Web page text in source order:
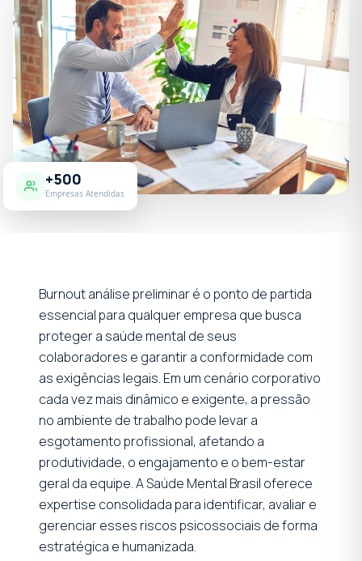
+500
Empresas Atendidas
Burnout análise preliminar é o ponto de partida
essencial para qualquer empresa que busca
proteger a saúde mental de seus
colaboradores e garantir a conformidade com
as exigências legais. Em um cenário corporativo
cada vez mais dinâmico e exigente, a pressão
no ambiente de trabalho pode levar a
esgotamento profissional, afetando a
produtividade, o engajamento e o bem-estar
geral da equipe. A Saúde Mental Brasil oferece
expertise consolidada para identificar, avaliar e
gerenciar esses riscos psicossociais de forma
estratégica e humanizada.